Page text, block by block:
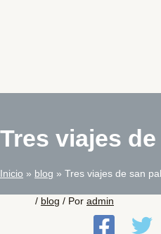
Tres viajes
Inicio blog Tres viajes de san
/ blog / Por admin